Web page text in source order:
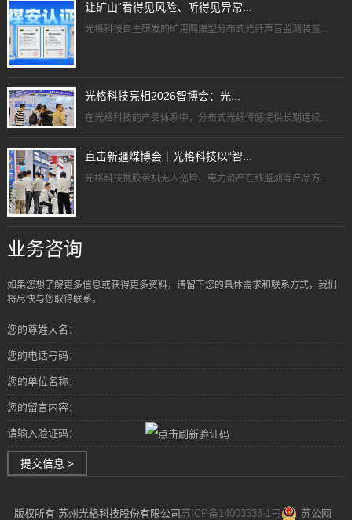
让矿山“看得见风险、听得见异常...
光格科技自主研发的矿用隔爆型分布式光纤声音监测装置...
光格科技亮相2026智博会：光...
在光格科技的产品体系中，分布式光纤传感提供长期连续...
直击新疆煤博会｜光格科技以“智...
光格科技携胶带机无人巡检、电力资产在线监测等产品方...
业务咨询
如果您想了解更多信息或获得更多资料，请留下您的具体需求和联系方式，我们
将尽快与您取得联系。
您的尊姓大名：
您的电话号码：
您的单位名称：
您的留言内容：
请输入验证码：
提交信息 >
版权所有 苏州光格科技股份有限公司苏ICP备14003533-1号
苏公网